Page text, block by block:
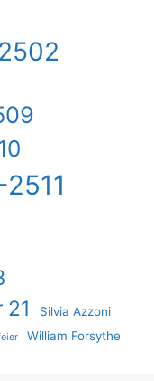
21 Silvia Azzoni
William Forsythe